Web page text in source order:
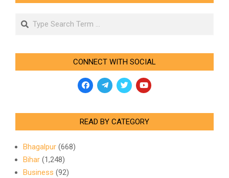
Search
CONNECT WITH SOCIAL
READ BY CATEGORY
Bhagalpur (668)
Bihar (1,248)
Business (92)